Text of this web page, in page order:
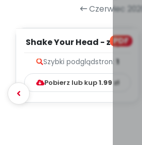
Czerwiec 2020
PDF
Shake Your Head - zapis
Szybki podglądstron: 1
Pobierz lub kup1.99 zł